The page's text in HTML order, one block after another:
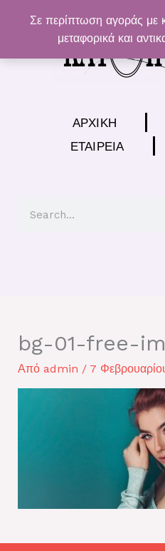
Σε περίπτωση αγοράς με
μεταφορικά και
περιεχόμενο
ΑΡΧΙΚΉ
ΕΤΑΙΡΕΊΑ
bg-01-free-
Από admin / 7